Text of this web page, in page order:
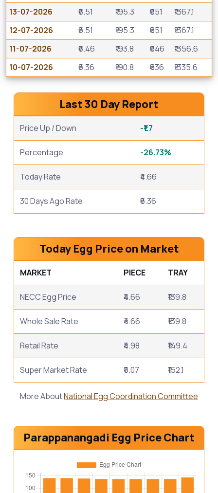
13-07-2026
₹6.51 ₹195.3 ₹651
₹1367.1
12-07-2026
₹6.51 ₹195.3 ₹651
₹1367.1
11-07-2026
₹6.46 ₹193.8 ₹646
₹1356.6
10-07-2026
₹6.36 ₹190.8 ₹636 ₹1335.6
Last 30 Day Report
Price Up / Down -₹1.7
Percentage -26.73%
Today Rate ₹4.66
30 Days Ago Rate ₹6.36
Today Egg Price on Market
MARKET PIECE TRAY
NECC Egg Price ₹4.66 ₹139.8
Whole Sale Rate ₹4.66 ₹139.8
Retail Rate ₹4.98 ₹149.4
Super Market Rate ₹5.07 ₹152.1
More AboutNational Egg Coordination Committee
Parappanangadi Egg Price Chart